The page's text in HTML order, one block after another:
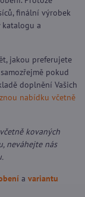
finální výrobek
a
jakou preferujete
pokud
doplnění Vašich
nabídku včetně
kovaných
neváhejte nás
a variantu